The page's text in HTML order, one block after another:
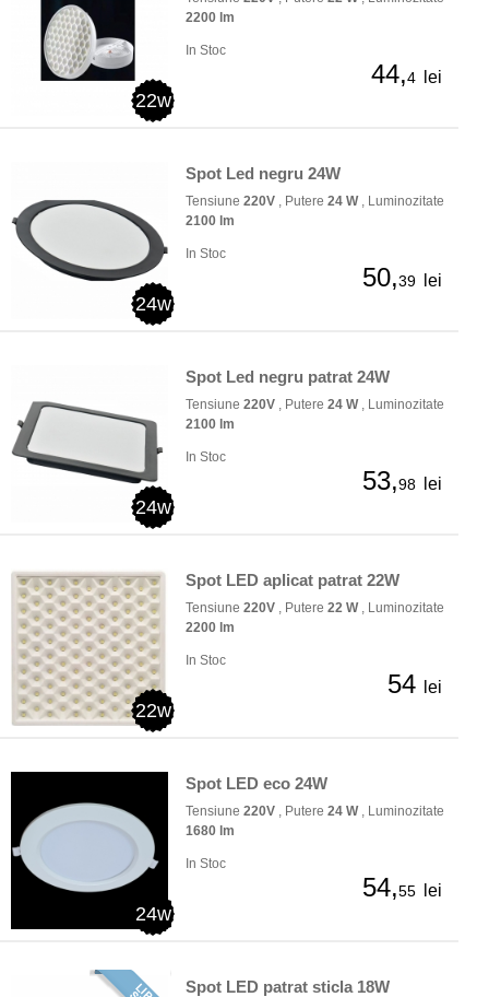
22w
2200 lm
In Stoc
44,4 lei
24w
Spot Led negru 24W
Tensiune 220V , Putere 24 W, Luminozitate
2100 lm
In Stoc
50,39 lei
24w
Spot Led negru patrat 24W
Tensiune 220V , Putere 24 W, Luminozitate
2100 lm
In Stoc
53,98 lei
22w
Spot LED aplicat patrat 22W
Tensiune 220V , Putere 22 W, Luminozitate
2200 lm
In Stoc
54 lei
24w
Spot LED eco 24W
Tensiune 220V , Putere 24 W, Luminozitate
1680 lm
In Stoc
54,55 lei
Spot LED patrat sticla 18W